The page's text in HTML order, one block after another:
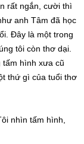
rất ngắn, cười thì
anh Tâm đã học
Đây là một trong
tôi còn thơ dại.
tấm hình xưa cũ
thứ gì của tuổi thơ
nhìn tấm hình,